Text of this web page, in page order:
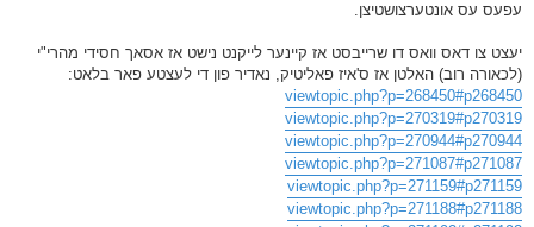
עפעס עס אונטערצושטיצן.
יעצט צו דאס וואס דו שרייבסט אז קיינער לייקנט נישט אז אסאך חסידי מהרי"י
(לכאורה רוב) האלטן אז ס'איז פאליטיק, נאדיר פון די לעצטע פאר בלאט:
viewtopic.php?p=268450#p268450
viewtopic.php?p=270319#p270319
viewtopic.php?p=270944#p270944
viewtopic.php?p=271087#p271087
viewtopic.php?p=271159#p271159
viewtopic.php?p=271188#p271188